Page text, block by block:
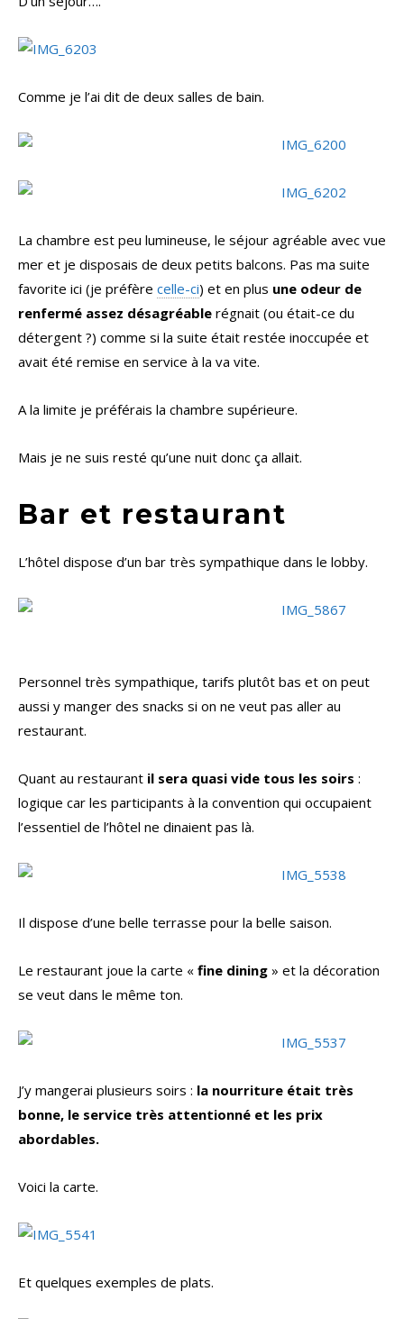
Comme je l’ai dit de deux salles de bain.
La chambre est peu lumineuse, le séjour agréable avec vue
mer et je disposais de deux petits balcons. Pas ma suite
favorite ici (je préfère celle-ci) et en plus une odeur de
renfermé assez désagréable régnait (ou était-ce du
détergent ?) comme si la suite était restée inoccupée et
avait été remise en service à la va vite.
A la limite je préférais la chambre supérieure.
Mais je ne suis resté qu’une nuit donc ça allait.
Bar et restaurant
L’hôtel dispose d’un bar très sympathique dans le lobby.
Personnel très sympathique, tarifs plutôt bas et on peut
aussi y manger des snacks si on ne veut pas aller au
restaurant.
Quant au restaurant il sera quasi vide tous les soirs :
logique car les participants à la convention qui occupaient
l’essentiel de l’hôtel ne dinaient pas là.
Il dispose d’une belle terrasse pour la belle saison.
Le restaurant joue la carte « fine dining » et la décoration
se veut dans le même ton.
J’y mangerai plusieurs soirs : la nourriture était très
bonne, le service très attentionné et les prix
abordables.
Voici la carte.
Et quelques exemples de plats.